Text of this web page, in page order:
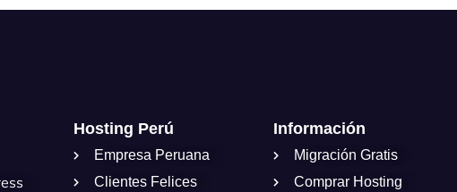
Hosting Perú
Empresa Peruana
Clientes Felices
Información
Migración Gratis
Comprar Hosting